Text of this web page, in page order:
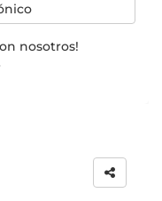
nosotros!